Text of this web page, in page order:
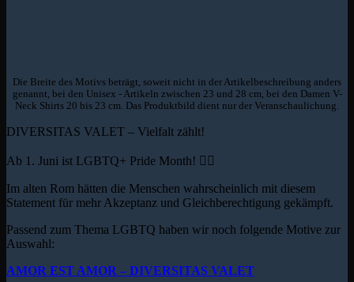
Die Breite des Motivs beträgt, soweit nicht in der Artikelbeschreibung anders
genannt, bei den Unisex - Artikeln zwischen 23 und 28 cm, bei den Damen V-
Neck Shirts 20 bis 23 cm. Das Produktbild dient nur der Veranschaulichung.
DIVERSITAS VALET – Vielfalt zählt!
Ab 1. Juni ist LGBTQ+ Pride Month! 🏳️‍🌈
Im alten Rom hätten die Menschen wahrscheinlich mit diesem
Statement für mehr Akzeptanz und Gleichberechtigung gekämpft.
Passend zum Thema LGBTQ haben wir noch folgende Motive zur
Auswahl:
AMOR EST AMOR – DIVERSITAS VALET